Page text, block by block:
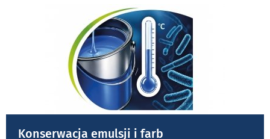
Konserwacja emulsji i farb